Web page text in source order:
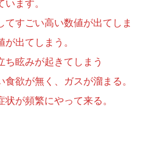
ます。
てすごい高い数値が出てしま
出てしまう。
ち眩みが起きてしまう
欲が無く、ガスが溜まる。
が頻繁にやって来る。